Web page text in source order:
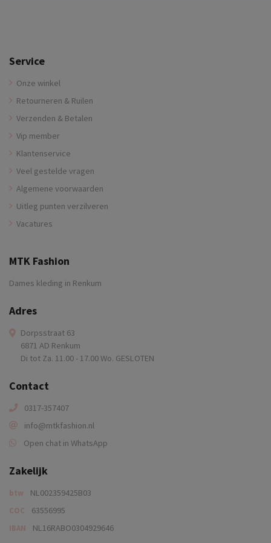
Service
Onze winkel
Retourneren & Ruilen
Verzenden & Betalen
Vip member
Klantenservice
Veel gestelde vragen
Algemene voorwaarden
Uitleg punten verzilveren
Vacatures
MTK Fashion
Dames kleding in Renkum
Adres
Dorpsstraat 63
6871 AD Renkum
Di tot Za. 11.00 - 17.00 Wo. GESLOTEN
Contact
0317-357407
info@mtkfashion.nl
Open chat in WhatsApp
Zakelijk
btw NL002359425B03
COC 63556995
IBAN NL16RABO0304929646